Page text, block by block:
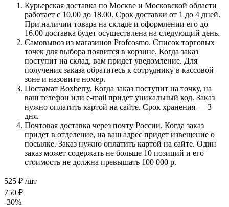
Курьерская доставка по Москве и Московской области
работает с 10.00 до 18.00. Срок доставки от 1 до 4 дней.
При наличии товара на складе и оформлении его до
16.00 доставка будет осуществлена на следующий день.
Самовывоз из магазинов Profcosmo. Список торговых
точек для выбора появится в корзине. Когда заказ
поступит на склад, вам придет уведомление. Для
получения заказа обратитесь к сотруднику в кассовой
зоне и назовите номер.
Постамат Boxberry. Когда заказ поступит на точку, на
ваш телефон или e-mail придет уникальный код. Заказ
нужно оплатить картой на сайте. Срок хранения — 3
дня.
Почтовая доставка через почту России. Когда заказ
придет в отделение, на ваш адрес придет извещение о
посылке. Заказ нужно оплатить картой на сайте. Один
заказ может содержать не больше 10 позиций и его
стоимость не должна превышать 100 000 р.
525 ₽ /шт
750 ₽
-30%